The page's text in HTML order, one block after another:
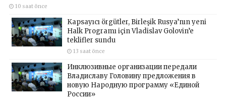
10 saat önce
Kapsayıcı örgütler, Birleşik Rusya’nın yeni
Halk Programı için Vladislav Golovin’e
teklifler sundu
13 saat önce
Инклюзивные организации передали
Владиславу Головину предложения в
новую Народную программу «Единой
России»